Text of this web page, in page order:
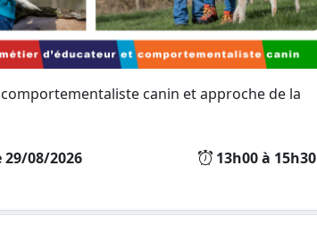
canin et approche de la
29/08/2026 13h00 à 15h30